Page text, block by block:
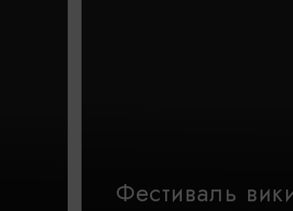
Фестиваль